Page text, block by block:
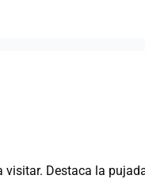
Destaca la